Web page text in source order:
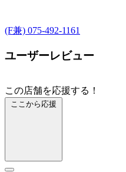
(F兼) 075-492-1161
ユーザーレビュー
この店舗を応援する！
ここから応援